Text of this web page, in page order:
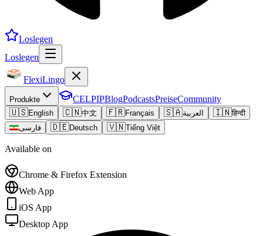
Loslegen
Loslegen
FlexiLingo
Produkte CELPIPBlogPodcastsPreiseCommunity
🇺🇸English 🇨🇳中文 🇫🇷Français 🇸🇦العربية 🇮🇳हिन्दी
فارسی
🇩🇪Deutsch 🇻🇳Tiếng Việt
Available on
Chrome & Firefox Extension
Web App
iOS App
Desktop App